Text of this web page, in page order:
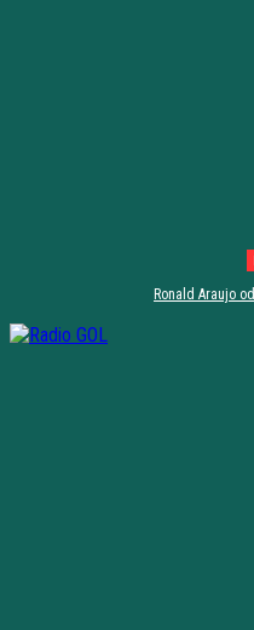
Ronald Araujo